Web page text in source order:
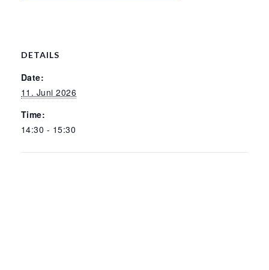
DETAILS
Date:
11. Juni 2026
Time:
14:30 - 15:30